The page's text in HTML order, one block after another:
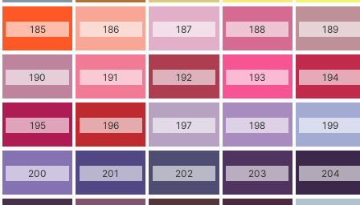
185 186 187 188 189
190 191 192 193 194
195 196 197 198 199
200 201 202 203 204